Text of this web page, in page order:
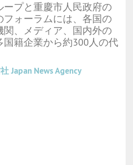
プと重慶市人民政府の
ォーラムには、各国の
、メディア、国内外の
国籍企業から約300人の代
Japan News Agency